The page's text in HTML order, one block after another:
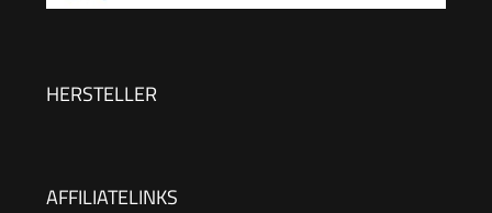
Vorlageneinzug, Tinte: 308/308e
HERSTELLER
AFFILIATELINKS